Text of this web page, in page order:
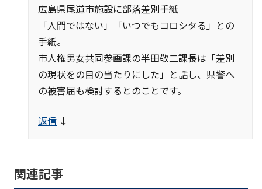
広島県尾道市施設に部落差別手紙
「人間ではない」「いつでもコロシタる」との
手紙。
市人権男女共同参画課の半田敬二課長は「差別
の現状をの目の当たりにした」と話し、県警へ
の被害届も検討するとのことです。
返信 ↓
関連記事